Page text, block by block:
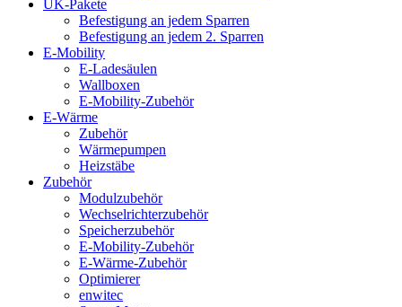
UK-Pakete
Befestigung an jedem Sparren
Befestigung an jedem 2. Sparren
E-Mobility
E-Ladesäulen
Wallboxen
E-Mobility-Zubehör
E-Wärme
Zubehör
Wärmepumpen
Heizstäbe
Zubehör
Modulzubehör
Wechselrichterzubehör
Speicherzubehör
E-Mobility-Zubehör
E-Wärme-Zubehör
Optimierer
enwitec